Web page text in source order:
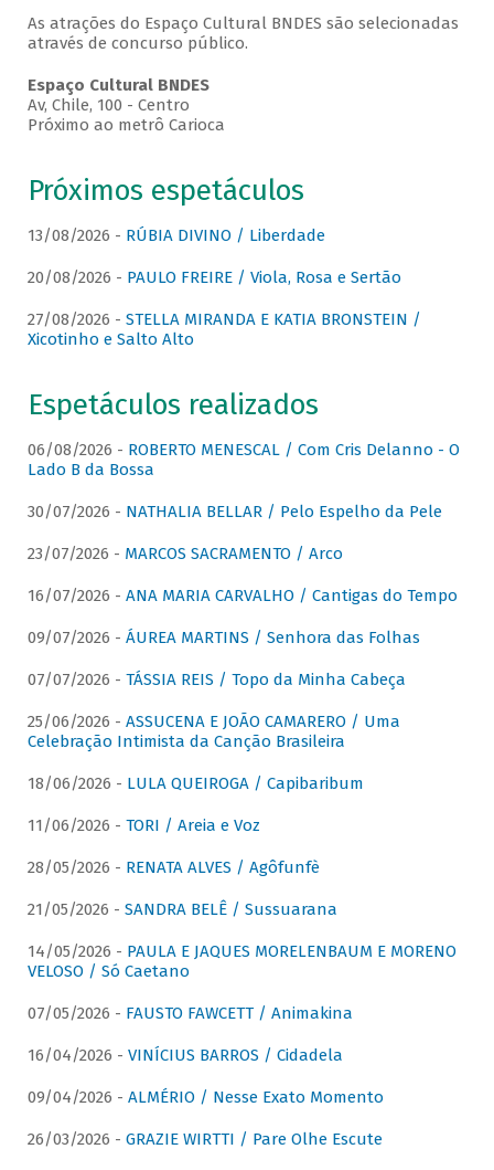
As atrações do Espaço Cultural BNDES são selecionadas
através de concurso público.
Espaço Cultural BNDES
Av, Chile, 100 - Centro
Próximo ao metrô Carioca
Próximos espetáculos
13/08/2026 - RÚBIA DIVINO / Liberdade
20/08/2026 - PAULO FREIRE / Viola, Rosa e Sertão
27/08/2026 - STELLA MIRANDA E KATIA BRONSTEIN /
Xicotinho e Salto Alto
Espetáculos realizados
06/08/2026 - ROBERTO MENESCAL / Com Cris Delanno - O
Lado B da Bossa
30/07/2026 - NATHALIA BELLAR / Pelo Espelho da Pele
23/07/2026 - MARCOS SACRAMENTO / Arco
16/07/2026 - ANA MARIA CARVALHO / Cantigas do Tempo
09/07/2026 - ÁUREA MARTINS / Senhora das Folhas
07/07/2026 - TÁSSIA REIS / Topo da Minha Cabeça
25/06/2026 - ASSUCENA E JOÃO CAMARERO / Uma
Celebração Intimista da Canção Brasileira
18/06/2026 - LULA QUEIROGA / Capibaribum
11/06/2026 - TORI / Areia e Voz
28/05/2026 - RENATA ALVES / Agôfunfè
21/05/2026 - SANDRA BELÊ / Sussuarana
14/05/2026 - PAULA E JAQUES MORELENBAUM E MORENO
VELOSO / Só Caetano
07/05/2026 - FAUSTO FAWCETT / Animakina
16/04/2026 - VINÍCIUS BARROS / Cidadela
09/04/2026 - ALMÉRIO / Nesse Exato Momento
26/03/2026 - GRAZIE WIRTTI / Pare Olhe Escute